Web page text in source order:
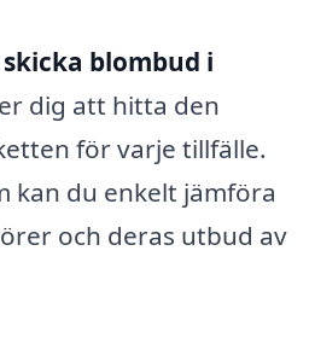
skicka blombud i
dig att hitta den
för varje tillfälle.
kan du enkelt jämföra
och deras utbud av